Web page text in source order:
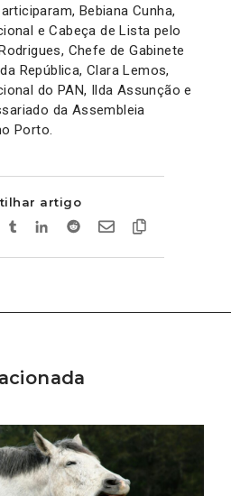
Bebiana Cunha,
e Cabeça de Lista pelo
Chefe de Gabinete
República, Clara Lemos,
do PAN, Ilda Assunção e
da Assembleia
Porto.
artigo